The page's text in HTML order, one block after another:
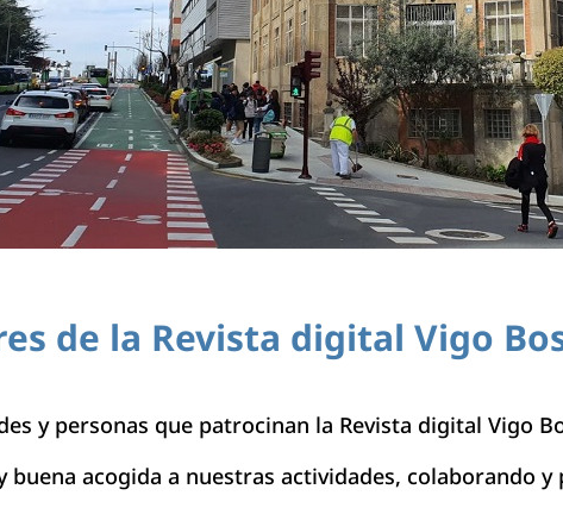
de la Revista digital Vigo
y personas que patrocinan la Revista digital Vigo
buena acogida a nuestras actividades, colaborando